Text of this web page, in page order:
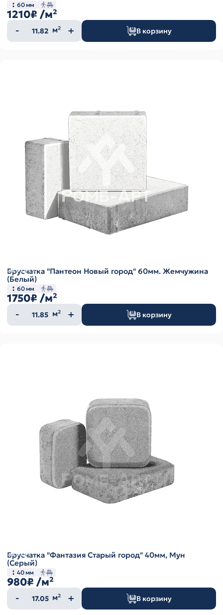
60 мм
1210₽ /м²
Количество
товара
м² В корзину
Брусчатка "Пантеон Новый город" 60мм. Жемчужина
(Белый)
60 мм
1750₽ /м²
Количество
товара
м² В корзину
Брусчатка "Фантазия Старый город" 40мм, Мун
(Серый)
40 мм
980₽ /м²
Количество
товара
м² В корзину